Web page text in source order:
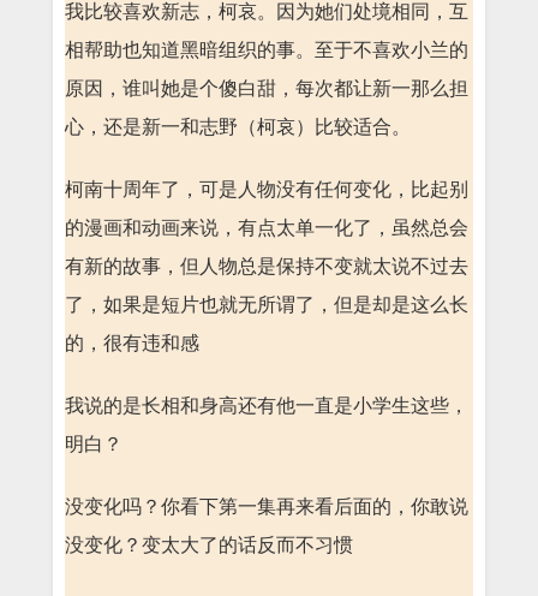
我比较喜欢新志，柯哀。因为她们处境相同，互
相帮助也知道黑暗组织的事。至于不喜欢小兰的
原因，谁叫她是个傻白甜，每次都让新一那么担
心，还是新一和志野（柯哀）比较适合。
柯南十周年了，可是人物没有任何变化，比起别
的漫画和动画来说，有点太单一化了，虽然总会
有新的故事，但人物总是保持不变就太说不过去
了，如果是短片也就无所谓了，但是却是这么长
的，很有违和感
我说的是长相和身高还有他一直是小学生这些，
明白？
没变化吗？你看下第一集再来看后面的，你敢说
没变化？变太大了的话反而不习惯